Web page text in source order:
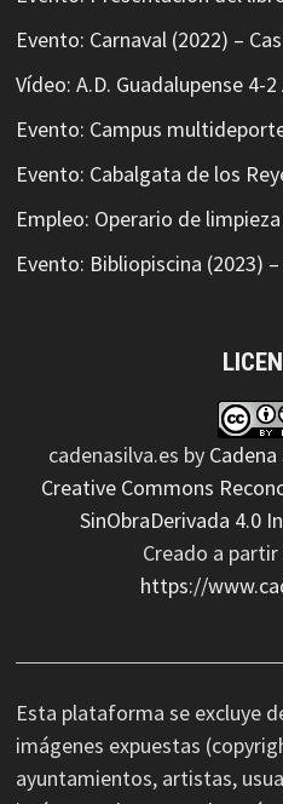
Evento: Carnaval (2022) –
Vídeo: A.D. Guadalupense
Evento: Campus
Evento: Cabalgata de los
Empleo: Operario de
Evento: Bibliopiscina (2023)
cadenasilva.es by Cadena
Creative Commons
SinObraDerivada 4.0
Creado a
https://
Esta plataforma se excluye
imágenes expuestas
ayuntamientos, artistas,